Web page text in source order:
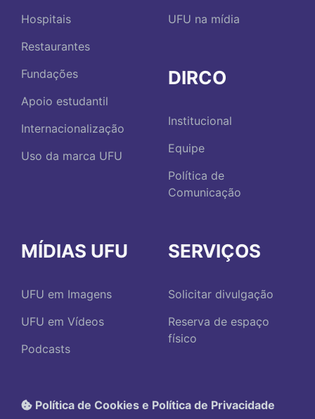
Hospitais
Restaurantes
Fundações
Apoio estudantil
Internacionalização
Uso da marca UFU
UFU na mídia
DIRCO
Institucional
Equipe
Política de
Comunicação
MÍDIAS UFU
UFU em Imagens
UFU em Vídeos
Podcasts
SERVIÇOS
Solicitar divulgação
Reserva de espaço
físico
Política de Cookies e Política de Privacidade